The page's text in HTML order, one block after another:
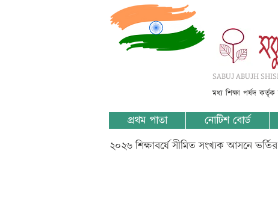
SABUJ ABUJH
মধ্য শিক্ষা পর্ষদ
প্রথম পাতা নোটিশ বোর্ড
২০২৬ শিক্ষাবর্ষে সীমিত সংখ্যক আসনে